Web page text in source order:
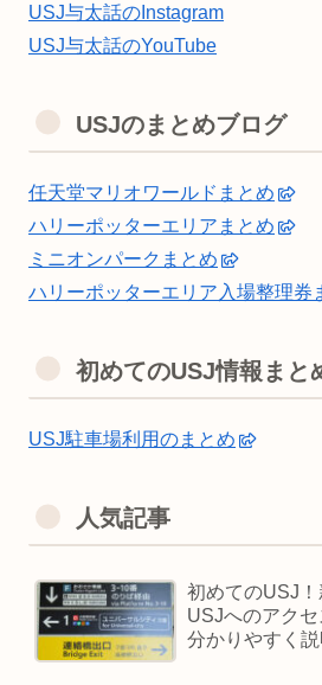
USJ与太話のInstagram
USJ与太話のYouTube
USJのまとめブログ
任天堂マリオワールドまとめ
ハリーポッターエリアまとめ
ミニオンパークまとめ
ハリーポッターエリア入場整理券
初めてのUSJ情報まと
USJ駐車場利用のまとめ
人気記事
初めてのUSJ
USJへのアク
分かりやすく説